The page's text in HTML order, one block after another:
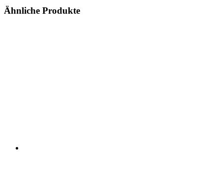
Ähnliche Produkte